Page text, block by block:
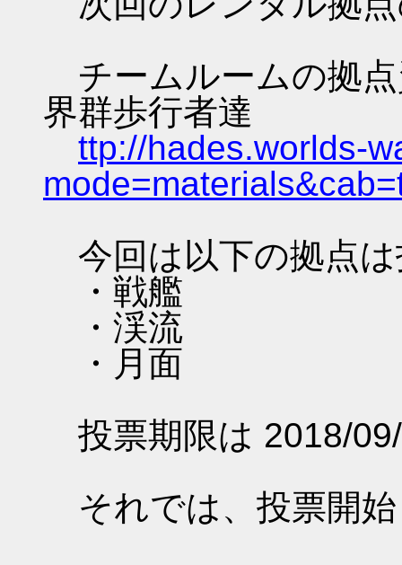
チームルームの拠
界群歩行者達
ttp://hades.worlds-
今回は以下の拠点
・戦艦
・渓流
・月面
投票期限は 2018/
それでは、投票開